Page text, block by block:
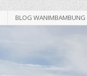
BLOG WANIMBAMBUNG